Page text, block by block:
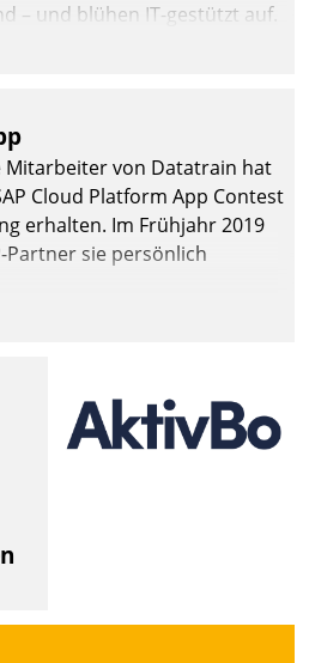
– und blühen IT-gestützt auf.
Mitarbeiter von Datatrain hat
Cloud Platform App Contest
erhalten. Im Frühjahr 2019
Partner sie persönlich